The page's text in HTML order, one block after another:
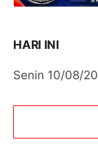
HARI INI
Senin 10/08/